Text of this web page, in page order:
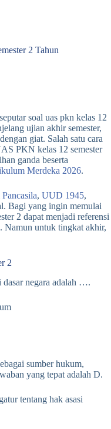
2 Tahun
soal uas pkn kelas 12
ujian akhir semester,
giat. Salah satu cara
PKN kelas 12 semester
ganda beserta
Merdeka 2026.
Pancasila, UUD 1945,
Bagi yang ingin memulai
2 dapat menjadi referensi
Namun untuk tingkat akhir,
2
dasar negara adalah ….
sumber hukum,
yang tepat adalah D.
tentang hak asasi